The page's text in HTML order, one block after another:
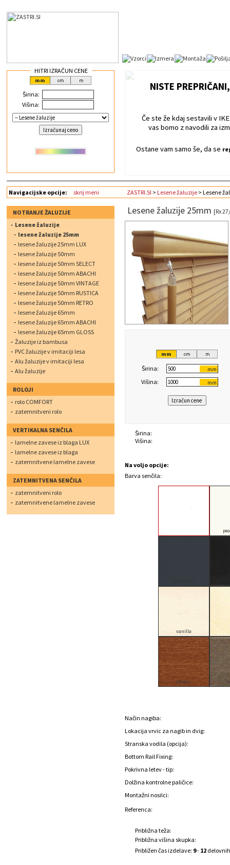
HITRI IZRAČUN CENE
Širina:
Višina:
NISTE
Če ste že kdaj sestavili v
vas bomo z navodili za
Ostane vam samo še, da se
Navigacijske opcije: skrij meni ZASTRI.SI > Lesene žaluzije > Lesene
NOTRANJE ŽALUZIJE
Lesene žaluzije
lesene žaluzije 25mm
lesene žaluzije 25mm LUX
lesene žaluzije 50mm
lesene žaluzije 50mm SELECT
lesene žaluzije 50mm ABACHI
lesene žaluzije 50mm VINTAGE
lesene žaluzije 50mm RUSTICA
lesene žaluzije 50mm RETRO
lesene žaluzije 65mm
lesene žaluzije 65mm ABACHI
lesene žaluzije 65mm GLOSS
Žaluzije iz bambusa
PVC žaluzije v imitaciji lesa
Alu žaluzije v imitaciji lesa
Alu žaluzije
ROLOJI
rolo COMFORT
zatemnitveni rolo
VERTIKALNA SENČILA
lamelne zavese iz blaga LUX
lamelne zavese iz blaga
zatemnitvene lamelne zavese
ZATEMNITVENA SENČILA
zatemnitveni rolo
zatemnitvene lamelne zavese
Lesene žaluzije 25mm [Rx
Širina:
Višina:
Širina:
Višina:
Na voljo opcije:
Barva senčila:
vanilla
cherry
Način nagiba:
Lokacija vrvic za nagib in dvig:
Stranska vodila (opcija):
Bottom Rail Fixing:
Pokrivna letev - tip:
Dolžina kontrolne paličice:
Montažni nosilci:
Referenca:
Približna teža:
Približna višina skupka:
Približen čas izdelave: 9- 12